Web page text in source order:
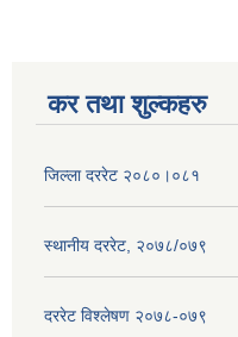
कर तथा शुल्कहरु
जिल्ला दररेट २०८०।०८१
स्थानीय दररेट, २०७८/०७९
दररेट विश्लेषण २०७८-०७९